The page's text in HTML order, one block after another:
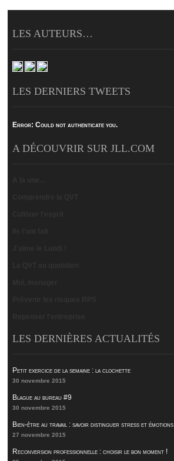
LES AUTEURS…
LES DERNIERS TWEETS
Error: Could not authenticate you.
A DÉCOUVRIR SUR JLL.COM
LES DERNIÈRES ACTUALITÉS
Petit exercice de la semaine : la clochette
30 novembre 2015
Blague au bureau #9
30 novembre 2015
Bien-être au travail : savoir distinguer stress et émotions
27 novembre 2015
Reconversion professionnelle : choisir le bon moment !